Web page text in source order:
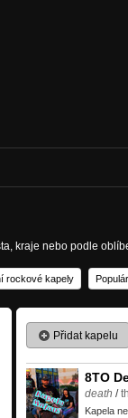
kraje nebo podle
rockové kapely
Přidat kapelu
8TO
death /
Kapela